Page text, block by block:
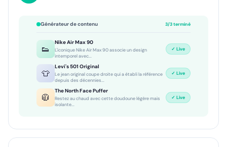
Générateur de contenu 3/3 terminé
👟
Nike Air Max 90
L'iconique Nike Air Max 90 associe un design
intemporel avec...
✓ Live
👕
Levi's 501 Original
Le jean original coupe droite qui a établi la référence
depuis des décennies...
✓ Live
🧥
The North Face Puffer
Restez au chaud avec cette doudoune légère mais
isolante...
✓ Live